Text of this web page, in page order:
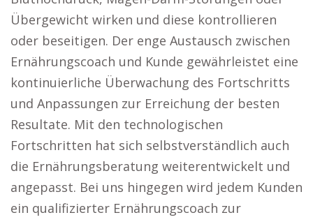
Übergewicht wirken und diese kontrollieren
oder beseitigen. Der enge Austausch zwischen
Ernährungscoach und Kunde gewährleistet eine
kontinuierliche Überwachung des Fortschritts
und Anpassungen zur Erreichung der besten
Resultate. Mit den technologischen
Fortschritten hat sich selbstverständlich auch
die Ernährungsberatung weiterentwickelt und
angepasst. Bei uns hingegen wird jedem Kunden
ein qualifizierter Ernährungscoach zur